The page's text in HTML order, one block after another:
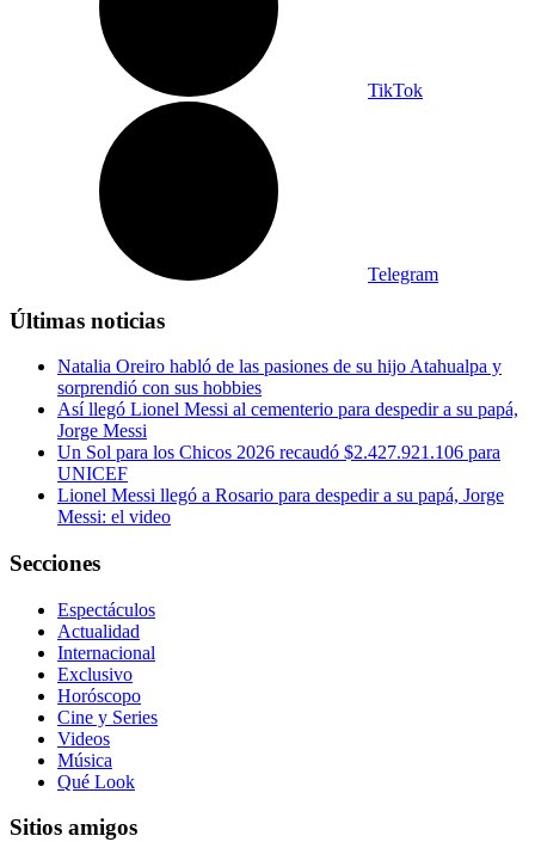
TikTok
Telegram
Últimas noticias
Natalia Oreiro habló de las pasiones de su hijo Atahualpa y
sorprendió con sus hobbies
Así llegó Lionel Messi al cementerio para despedir a su papá,
Jorge Messi
Un Sol para los Chicos 2026 recaudó $2.427.921.106 para
UNICEF
Lionel Messi llegó a Rosario para despedir a su papá, Jorge
Messi: el video
Secciones
Espectáculos
Actualidad
Internacional
Exclusivo
Horóscopo
Cine y Series
Videos
Música
Qué Look
Sitios amigos